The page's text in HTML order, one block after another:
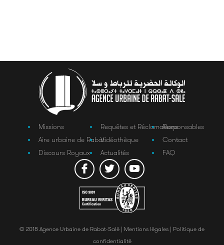
Missions
Aire urbaine de Rabat
Discours Royaux
Requêtes et Réclamations
Vidéothèque
Actualités
Responsables
Contact
FAQ
© 2018 Agence Urbaine de Rabat-Salé | Mentions légales | Politique de
confidentialité